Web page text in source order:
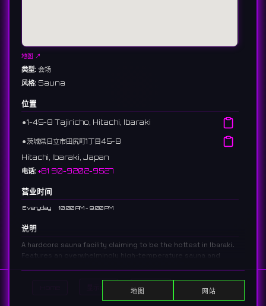
显示活动 Search
地图 ↗
类型: 会场
风格: Sauna
位置
⚫︎1-45-8 Tajiricho, Hitachi, Ibaraki
⚫︎茨城県日立市田尻町1丁目45-8
Hitachi, Ibaraki, Japan
电话: +81 90-9202-9527
营业时间
Everyday 10:00 AM - 9:00 PM
说明
A hardcore sauna facility claiming to be the hottest in Ibaraki.
Features an overwhelmingly high-temperature sauna and
「茨城一番の極熱」を謳うハードコアなサウナ施設。圧倒的な高温サウナ
と、こだわりの水風呂・外気浴スペース完備で、本気で攻めたいサウナー
地图 网站